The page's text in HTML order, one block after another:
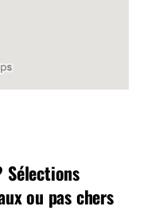
Sélections
ou pas chers